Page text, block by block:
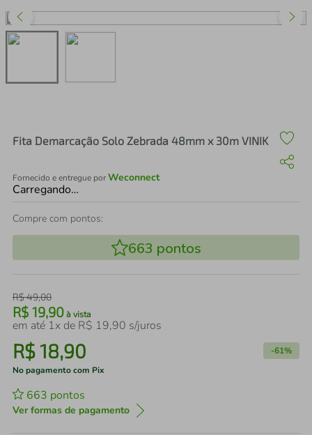
Fita Demarcação Solo Zebrada 48mm x 30m VINIK
Fornecido e entregue porWeconnect
Carregando…
Compre com pontos:
663 pontos
R$49,00
R$ 19,90 à vista
em até 1x de R$ 19,90 s/juros
R$18,90 -61%
No pagamento com Pix
663 pontos
Ver formas de pagamento
3º perfume